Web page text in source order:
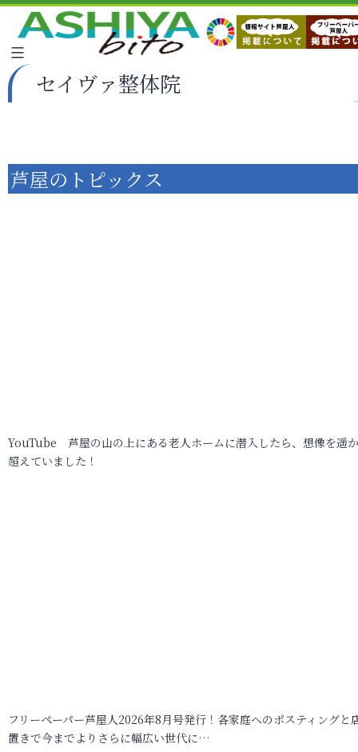
セイヴァ整体院
芦屋のトピックス
YouTube 芦屋の山の上にある老人ホームに潜入したら、想像を遥
超えていました！
フリーペーパー芦屋人2026年8月号発行！各家庭へのポスティングと
置きで今までよりさらに幅広い世代に…